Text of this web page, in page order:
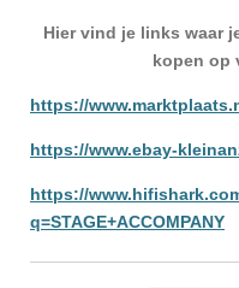
Hier vind je links waar
kopen op
https://
https://www.ebay-
https://
q=STAGE+ACCOMPANY